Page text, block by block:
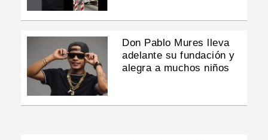
Don Pablo Mures lleva
adelante su fundación y
alegra a muchos niños